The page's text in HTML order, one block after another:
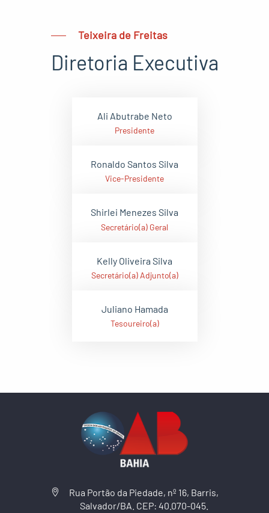
Teixeira de Freitas
Diretoria Executiva
Ali Abutrabe Neto
Presidente
Ronaldo Santos Silva
Vice-Presidente
Shirlei Menezes Silva
Secretário(a) Geral
Kelly Oliveira Silva
Secretário(a) Adjunto(a)
Juliano Hamada
Tesoureiro(a)
Rua Portão da Piedade, nº 16, Barris,
Salvador/BA. CEP: 40.070-045.